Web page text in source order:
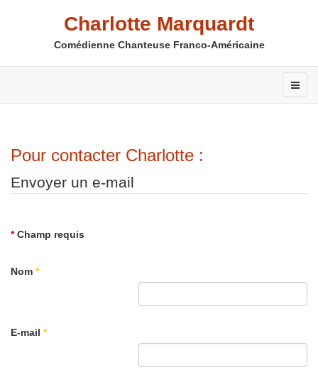
Charlotte Marquardt
Comédienne Chanteuse Franco-Américaine
Pour contacter Charlotte :
Envoyer un e-mail
*Champ requis
Nom *
E-mail *